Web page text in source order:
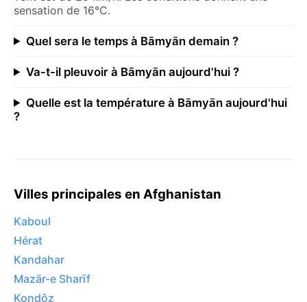
sensation de 16°C.
Quel sera le temps à Bāmyān demain ?
Va-t-il pleuvoir à Bāmyān aujourd'hui ?
Quelle est la température à Bāmyān aujourd'hui
?
Villes principales en Afghanistan
Kaboul
Hérat
Kandahar
Mazār-e Sharīf
Kondôz